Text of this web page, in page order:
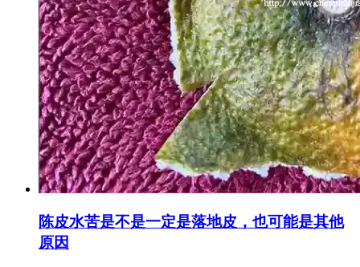
陈皮水苦是不是一定是落地皮，也可能是其他
原因